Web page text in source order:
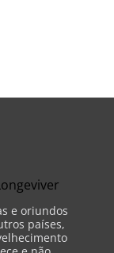
e oriundos
países,